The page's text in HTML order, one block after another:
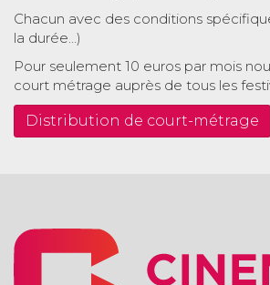
Chacun avec des conditions
la durée…)
Pour seulement 10 euros par mois
court métrage auprès de tous les
Distribution de court-métrage